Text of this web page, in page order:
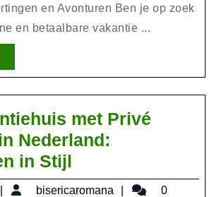
en Avonturen Ben je op zoek
en betaalbare vakantie ...
Lees
volledig
met Privé
Nederland:
in Stijl
Vakantiehuis
24
bisericaromana bisericaromana
0